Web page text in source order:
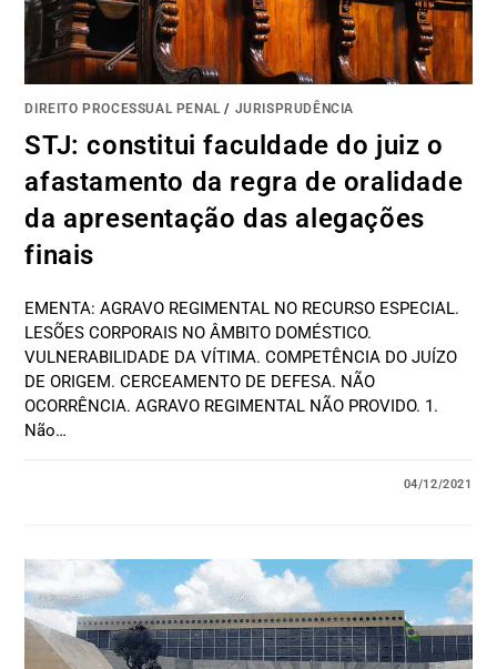
DIREITO PROCESSUAL PENAL/ JURISPRUDÊNCIA
STJ: constitui faculdade do juiz o
afastamento da regra de oralidade
da apresentação das alegações
finais
EMENTA: AGRAVO REGIMENTAL NO RECURSO ESPECIAL.
LESÕES CORPORAIS NO ÂMBITO DOMÉSTICO.
VULNERABILIDADE DA VÍTIMA. COMPETÊNCIA DO JUÍZO
DE ORIGEM. CERCEAMENTO DE DEFESA. NÃO
OCORRÊNCIA. AGRAVO REGIMENTAL NÃO PROVIDO. 1.
Não…
04/12/2021